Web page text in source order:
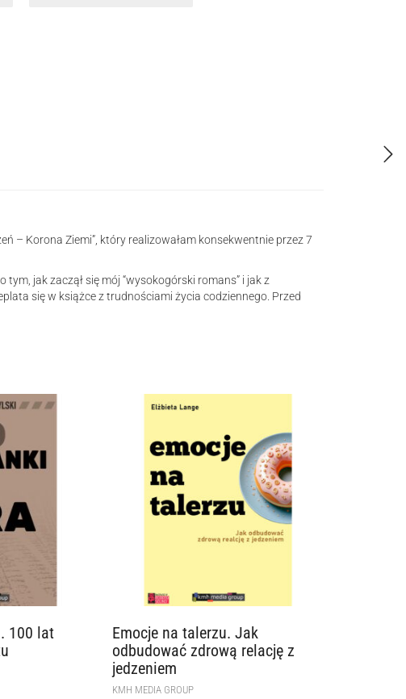
– Korona Ziemi”, który realizowałam konsekwentnie przez 7
jak zaczął się mój “wysokogórski romans” i jak z
się w książce z trudnościami życia codziennego. Przed
100 lat
Emocje na talerzu. Jak
odbudować zdrową relację z
jedzeniem
KMH MEDIA GROUP